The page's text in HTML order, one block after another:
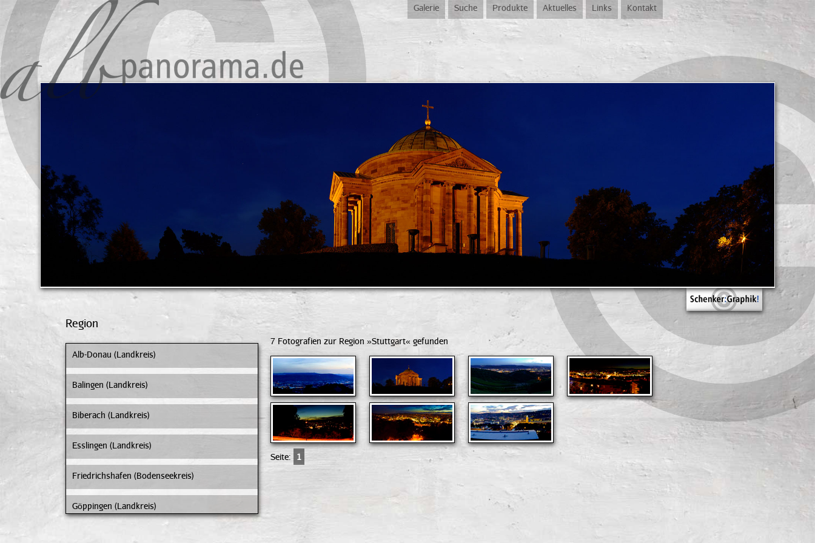
Galerie Suche Produkte Aktuelles Links Kontakt
Region
Alb-Donau (Landkreis)
Balingen (Landkreis)
Biberach (Landkreis)
Esslingen (Landkreis)
Friedrichshafen (Bodenseekreis)
Göppingen (Landkreis)
7 Fotografien zur Region »Stuttgart« gefunden
Seite: 1